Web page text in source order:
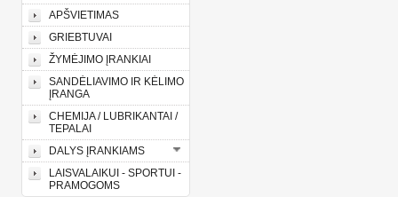
APŠVIETIMAS
GRIEBTUVAI
ŽYMĖJIMO ĮRANKIAI
SANDĖLIAVIMO IR KĖLIMO
ĮRANGA
CHEMIJA / LUBRIKANTAI /
TEPALAI
DALYS ĮRANKIAMS
LAISVALAIKUI - SPORTUI -
PRAMOGOMS